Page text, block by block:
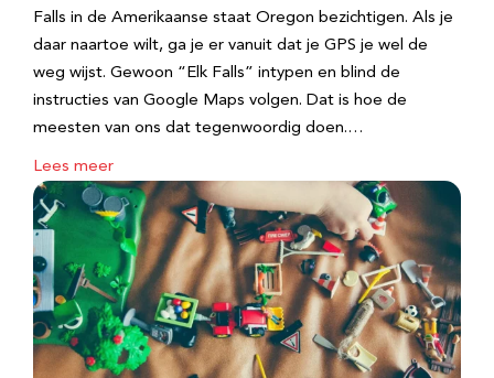
Falls in de Amerikaanse staat Oregon bezichtigen. Als je
daar naartoe wilt, ga je er vanuit dat je GPS je wel de
weg wijst. Gewoon “Elk Falls” intypen en blind de
instructies van Google Maps volgen. Dat is hoe de
meesten van ons dat tegenwoordig doen.…
Lees meer